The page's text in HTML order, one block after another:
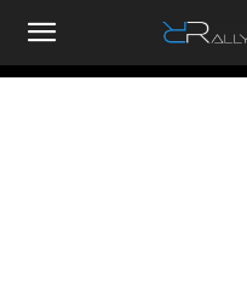
RallyandRaces.com